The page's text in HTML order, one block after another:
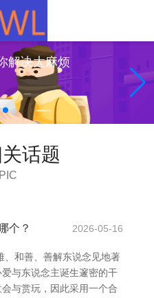
解决大麻烦
话题
个？ 2026-05-16
、和善、善解东说念见地著
与东说念主诞生邃密的干
与赏玩，因此采用一个合